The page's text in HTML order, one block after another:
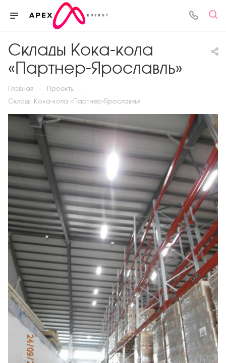
Склады Кока-кола
«Партнер-Ярославль»
Главная — Проекты —
Склады Кока-кола «Партнер-Ярославль»